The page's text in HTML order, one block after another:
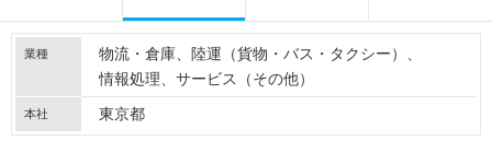
業種 物流・倉庫
陸運（貨物・バス・タクシー）
情報処理
サービス（その他）
本社 東京都